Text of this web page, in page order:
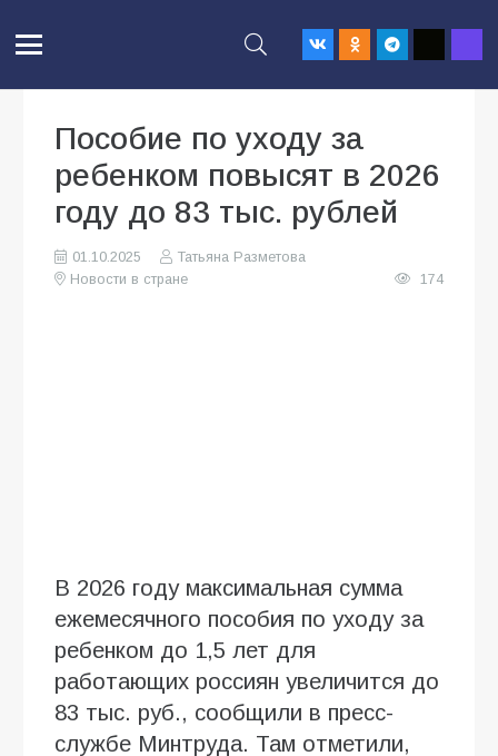
Пособие по уходу за
ребенком повысят в 2026
году до 83 тыс. рублей
01.10.2025
Татьяна Разметова
Новости в стране
174
В 2026 году максимальная сумма
ежемесячного пособия по уходу за
ребенком до 1,5 лет для
работающих россиян увеличится до
83 тыс. руб., сообщили в пресс-
службе Минтруда. Там отметили,